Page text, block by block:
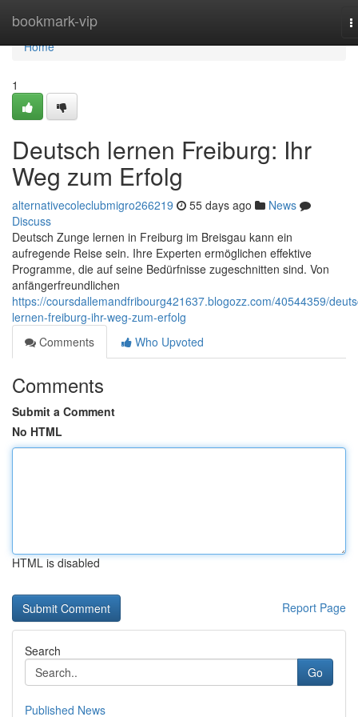
bookmark-vip
Home
Home
1
Deutsch lernen Freiburg: Ihr
Weg zum Erfolg
alternativecoleclubmigro266219 55 days ago
News
Discuss
Deutsch Zunge lernen in Freiburg im Breisgau kann ein
aufregende Reise sein. Ihre Experten ermöglichen effektive
Programme, die auf seine Bedürfnisse zugeschnitten sind. Von
anfängerfreundlichen
https://coursdallemandfribourg421637.blogozz.com/40544359/
lernen-freiburg-ihr-weg-zum-erfolg
Comments
Who Upvoted
Comments
Submit a Comment
No HTML
HTML is disabled
Report Page
Search
Go
Published News